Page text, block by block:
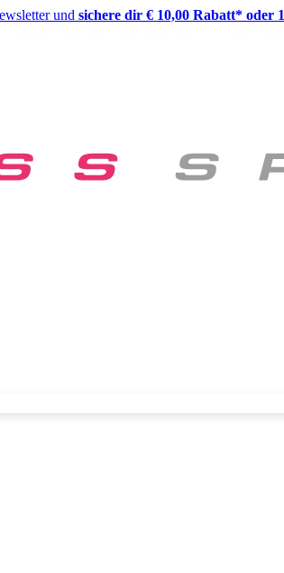
und sichere dir € 10,00 Rabatt* oder